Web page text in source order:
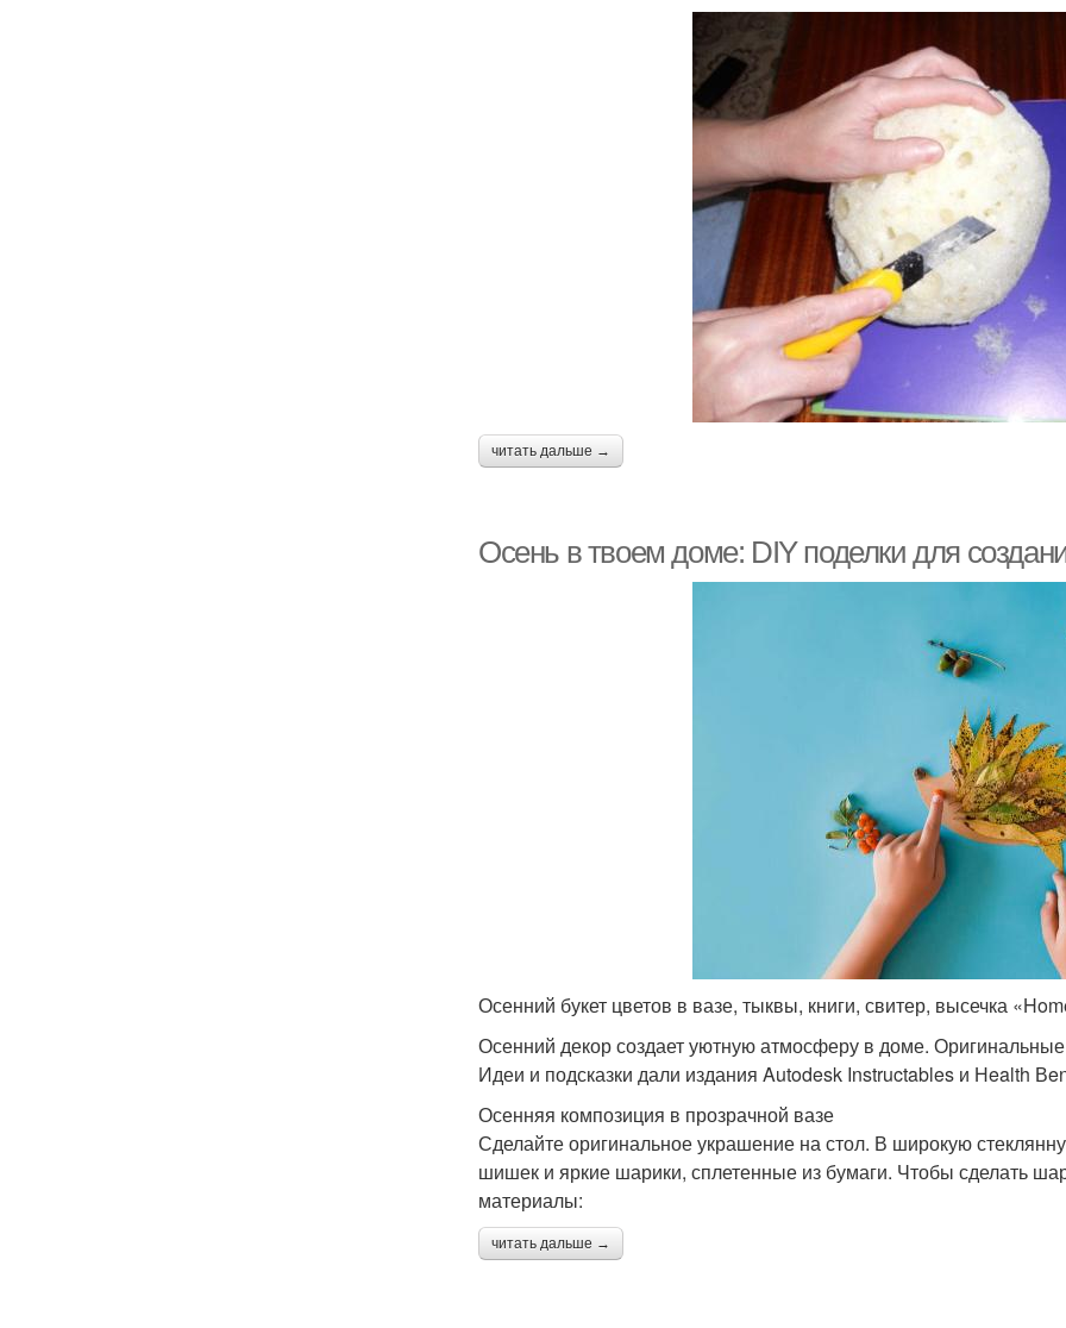
читать дальше →
Осень в твоем доме: DIY поделки для
Осенний букет цветов в вазе, тыквы, книги, свитер, высечка
Осенний декор создает уютную атмосферу в доме.
Идеи и подсказки дали издания Autodesk Instructables и Нealth
Осенняя композиция в прозрачной вазе
Сделайте оригинальное украшение на стол. В широкую
шишек и яркие шарики, сплетенные из бумаги. Чтобы сделать
материалы:
читать дальше →